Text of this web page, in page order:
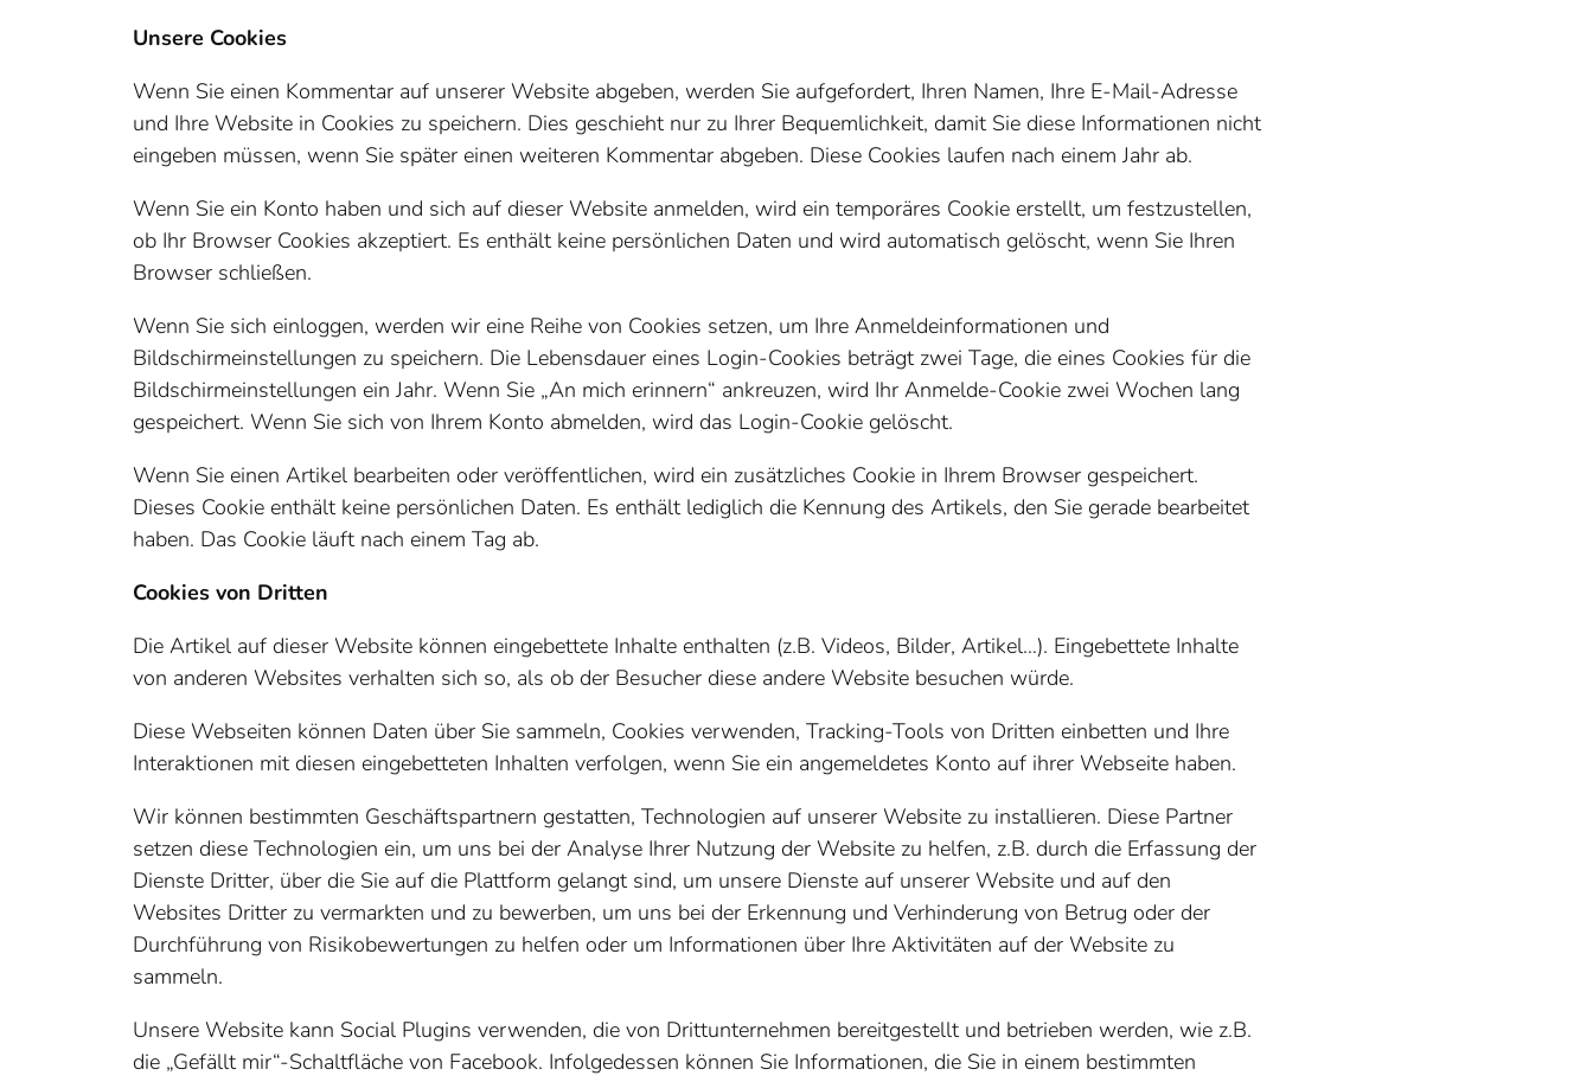
Unsere Cookies
Wenn Sie einen Kommentar auf unserer Website abgeben, werden Sie aufgefordert, Ihren Namen, Ihre E-Mail-Adresse
und Ihre Website in Cookies zu speichern. Dies geschieht nur zu Ihrer Bequemlichkeit, damit Sie diese Informationen nicht
eingeben müssen, wenn Sie später einen weiteren Kommentar abgeben. Diese Cookies laufen nach einem Jahr ab.
Wenn Sie ein Konto haben und sich auf dieser Website anmelden, wird ein temporäres Cookie erstellt, um festzustellen,
ob Ihr Browser Cookies akzeptiert. Es enthält keine persönlichen Daten und wird automatisch gelöscht, wenn Sie Ihren
Browser schließen.
Wenn Sie sich einloggen, werden wir eine Reihe von Cookies setzen, um Ihre Anmeldeinformationen und
Bildschirmeinstellungen zu speichern. Die Lebensdauer eines Login-Cookies beträgt zwei Tage, die eines Cookies für die
Bildschirmeinstellungen ein Jahr. Wenn Sie „An mich erinnern“ ankreuzen, wird Ihr Anmelde-Cookie zwei Wochen lang
gespeichert. Wenn Sie sich von Ihrem Konto abmelden, wird das Login-Cookie gelöscht.
Wenn Sie einen Artikel bearbeiten oder veröffentlichen, wird ein zusätzliches Cookie in Ihrem Browser gespeichert.
Dieses Cookie enthält keine persönlichen Daten. Es enthält lediglich die Kennung des Artikels, den Sie gerade bearbeitet
haben. Das Cookie läuft nach einem Tag ab.
Cookies von Dritten
Die Artikel auf dieser Website können eingebettete Inhalte enthalten (z.B. Videos, Bilder, Artikel…). Eingebettete Inhalte
von anderen Websites verhalten sich so, als ob der Besucher diese andere Website besuchen würde.
Diese Webseiten können Daten über Sie sammeln, Cookies verwenden, Tracking-Tools von Dritten einbetten und Ihre
Interaktionen mit diesen eingebetteten Inhalten verfolgen, wenn Sie ein angemeldetes Konto auf ihrer Webseite haben.
Wir können bestimmten Geschäftspartnern gestatten, Technologien auf unserer Website zu installieren. Diese Partner
setzen diese Technologien ein, um uns bei der Analyse Ihrer Nutzung der Website zu helfen, z.B. durch die Erfassung der
Dienste Dritter, über die Sie auf die Plattform gelangt sind, um unsere Dienste auf unserer Website und auf den
Websites Dritter zu vermarkten und zu bewerben, um uns bei der Erkennung und Verhinderung von Betrug oder der
Durchführung von Risikobewertungen zu helfen oder um Informationen über Ihre Aktivitäten auf der Website zu
sammeln.
Unsere Website kann Social Plugins verwenden, die von Drittunternehmen bereitgestellt und betrieben werden, wie z.B.
die „Gefällt mir“-Schaltfläche von Facebook. Infolgedessen können Sie Informationen, die Sie in einem bestimmten